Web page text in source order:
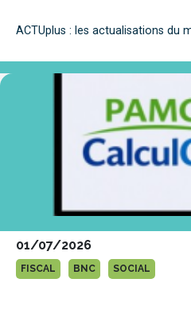
ACTUplus : les actualisations du
01/07/2026
FISCAL BNC SOCIAL